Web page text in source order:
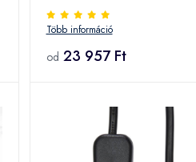
zöld
Több információ
od 23 957 Ft